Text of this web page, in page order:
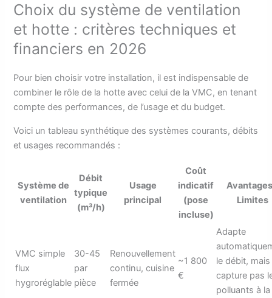
Choix du système de ventilation
et hotte : critères techniques et
financiers en 2026
Pour bien choisir votre installation, il est indispensable de
combiner le rôle de la hotte avec celui de la VMC, en tenant
compte des performances, de l’usage et du budget.
Voici un tableau synthétique des systèmes courants, débits
et usages recommandés :
Système de
ventilation
Débit
typique
(m³/h)
Usage
principal
Coût
indicatif
(pose
incluse)
Limites
VMC simple
flux
hygroréglable
30-45
par
pièce
Renouvellement
continu, cuisine
fermée
~1 800
€
Adapte
le débit,
capture pas
polluants à la